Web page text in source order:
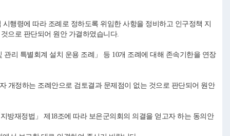
행령에 따라 조례로 정하도록 위임한 사항을 정비하고 인구정책 지
으로 판단되어 원안 가결하였습니다.
리 특별회계 설치 운용 조례」 등 10개 조례에 대해 존속기한을 연장
개정하는 조례안으로 검토결과 문제점이 없는 것으로 판단되어 원안
방재정법」 제18조에 따라 보은군의회의 의결을 얻고자 하는 동의안